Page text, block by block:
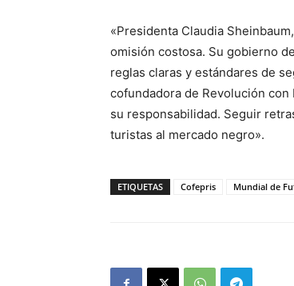
«Presidenta Claudia
omisión costosa. Su gobierno
reglas claras y estándares de
cofundadora de Revolución
su responsabilidad. Seguir
turistas al mercado negro».
ETIQUETAS Cofepris Mundial de